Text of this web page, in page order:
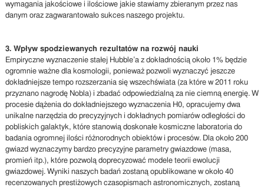
wymagania jakościowe i ilościowe jakie stawiamy zbieranym przez nas
danym oraz zagwarantowało sukces naszego projektu.
3. Wpływ spodziewanych rezultatów na rozwój nauki
Empiryczne wyznaczenie stałej Hubble’a z dokładnością około 1% będzie
ogromnie ważne dla kosmologii, ponieważ pozwoli wyznaczyć jeszcze
dokładniejsze tempo rozszerzania się wszechświata (za które w 2011 roku
przyznano nagrodę Nobla) i zbadać odpowiedzialną za nie ciemną energię. W
procesie dążenia do dokładniejszego wyznaczenia H0, opracujemy dwa
unikalne narzędzia do precyzyjnych i dokładnych pomiarów odległości do
pobliskich galaktyk, które stanowią doskonałe kosmiczne laboratoria do
badania ogromnej ilości różnorodnych obiektów i procesów. Dla około 200
gwiazd wyznaczymy bardzo precyzyjne parametry gwiazdowe (masa,
promień itp.), które pozwolą doprecyzować modele teorii ewolucji
gwiazdowej. Wyniki naszych badań zostaną opublikowane w około 40
recenzowanych prestiżowych czasopismach astronomicznych, zostaną